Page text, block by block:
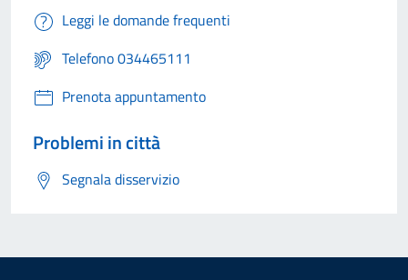
Leggi le domande frequenti
Telefono 034465111
Prenota appuntamento
Problemi in città
Segnala disservizio